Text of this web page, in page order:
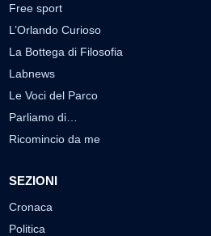
Free sport
L’Orlando Curioso
La Bottega di Filosofia
Labnews
Le Voci del Parco
Parliamo di…
Ricomincio da me
SEZIONI
Cronaca
Politica